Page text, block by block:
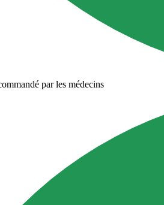
par les médecins